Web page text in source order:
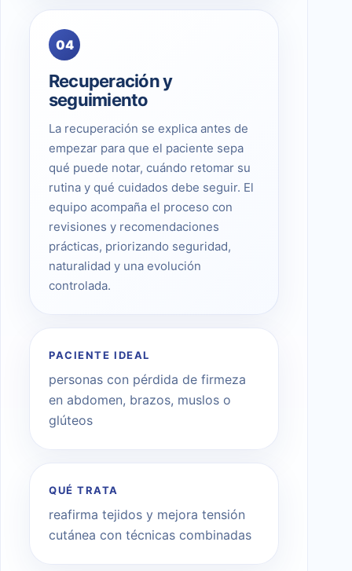
04
Recuperación y
seguimiento
La recuperación se explica antes de
empezar para que el paciente sepa
qué puede notar, cuándo retomar su
rutina y qué cuidados debe seguir. El
equipo acompaña el proceso con
revisiones y recomendaciones
prácticas, priorizando seguridad,
naturalidad y una evolución
controlada.
PACIENTE IDEAL
personas con pérdida de firmeza
en abdomen, brazos, muslos o
glúteos
QUÉ TRATA
reafirma tejidos y mejora tensión
cutánea con técnicas combinadas